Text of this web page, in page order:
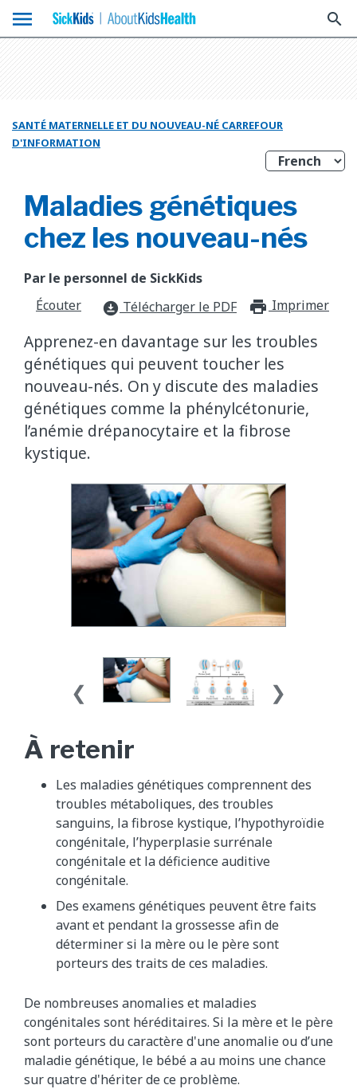
menu search
SANTÉ MATERNELLE ET DU NOUVEAU-NÉ CARREFOUR
D'INFORMATION
Maladies génétiques
chez les nouveau-nés
Par le personnel de SickKids
Écouter
download_for_offline Télécharger le PDF Imprimer
Apprenez-en davantage sur les troubles
génétiques qui peuvent toucher les
nouveau-nés. On y discute des maladies
génétiques comme la phénylcétonurie,
l’anémie drépanocytaire et la fibrose
kystique.
À retenir
Les maladies génétiques comprennent des
troubles métaboliques, des troubles
sanguins, la fibrose kystique, l’hypothyroïdie
congénitale, l’hyperplasie surrénale
congénitale et la déficience auditive
congénitale.
Des examens génétiques peuvent être faits
avant et pendant la grossesse afin de
déterminer si la mère ou le père sont
porteurs des traits de ces maladies.
De nombreuses anomalies et maladies
congénitales sont héréditaires. Si la mère et le père
sont porteurs du caractère d'une anomalie ou d’une
maladie génétique, le bébé a au moins une chance
sur quatre d'hériter de ce problème.